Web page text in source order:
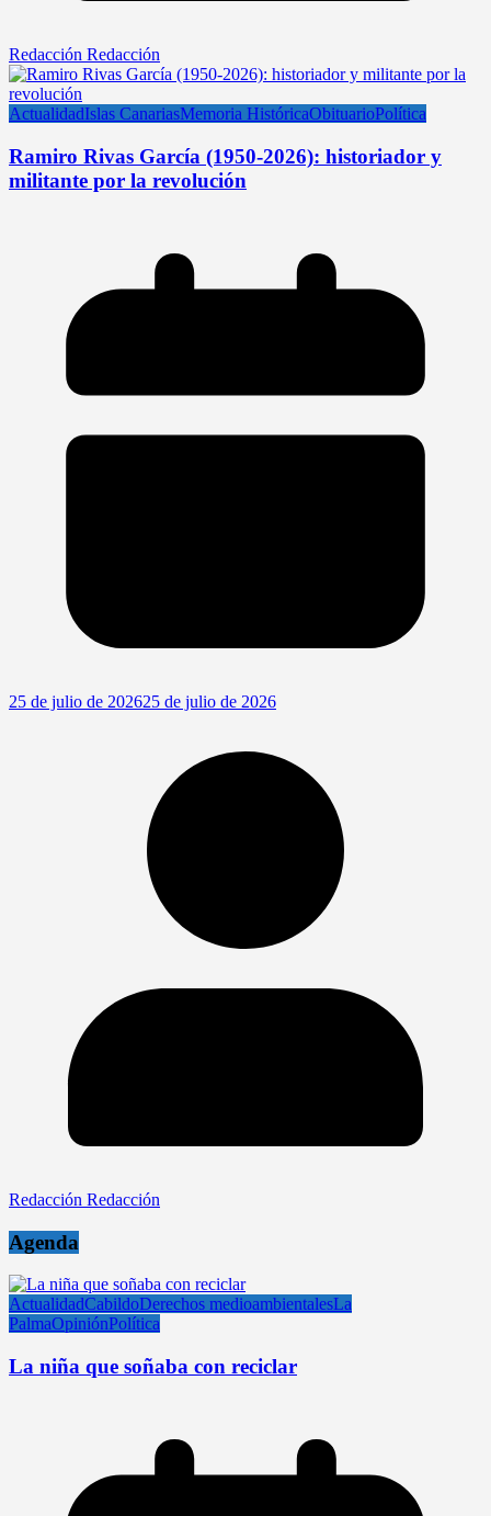
Redacción Redacción
ActualidadIslas CanariasMemoria HistóricaObituarioPolítica
Ramiro Rivas García (1950-2026): historiador y
militante por la revolución
25 de julio de 202625 de julio de 2026
Redacción Redacción
Agenda
ActualidadCabildoDerechos medioambientalesLa
PalmaOpiniónPolítica
La niña que soñaba con reciclar